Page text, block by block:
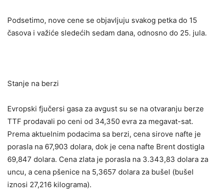
Podsetimo, nove cene se objavljuju svakog petka do 15
časova i važiće sledećih sedam dana, odnosno do 25. jula.
Stanje na berzi
Evropski fjučersi gasa za avgust su se na otvaranju berze
TTF prodavali po ceni od 34,350 evra za megavat-sat.
Prema aktuelnim podacima sa berzi, cena sirove nafte je
porasla na 67,903 dolara, dok je cena nafte Brent dostigla
69,847 dolara. Cena zlata je porasla na 3.343,83 dolara za
uncu, a cena pšenice na 5,3657 dolara za bušel (bušel
iznosi 27,216 kilograma).